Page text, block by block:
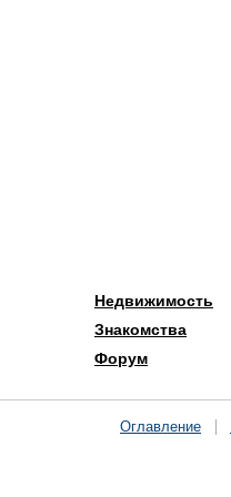
Недвижимость
Знакомства
Форум
Оглавление